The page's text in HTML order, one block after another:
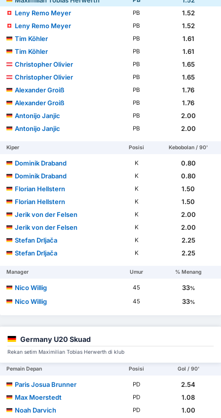
Leny Remo Meyer
PB
1.52
Leny Remo Meyer
PB
1.52
Tim Köhler
PB
1.61
Tim Köhler
PB
1.61
Christopher Olivier
PB
1.65
Christopher Olivier
PB
1.65
Alexander Groiß
PB
1.76
Alexander Groiß
PB
1.76
Antonijo Janjic
PB
2.00
Antonijo Janjic
PB 2.00
Kiper Posisi Kebobolan / 90'
Dominik Draband K
0.80
Dominik Draband
K
0.80
Florian Hellstern
K
1.50
Florian Hellstern
K
1.50
Jerik von der Felsen
K
2.00
Jerik von der Felsen
K
2.00
Stefan Drljača
K
2.25
Stefan Drljača
K 2.25
Manager Umur % Menang
Nico Willig 45 33%
Nico Willig 45 33%
Germany U20 Skuad
Rekan setim Maximilian Tobias Herwerth di klub
Pemain Depan Posisi Gol / 90'
Paris Josua Brunner PD
2.54
Max Moerstedt
PD
1.08
Noah Darvich
PD
1.00